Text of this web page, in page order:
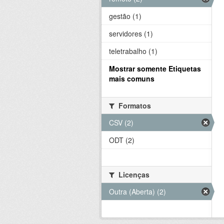
gestão (1)
servidores (1)
teletrabalho (1)
Mostrar somente Etiquetas
mais comuns
Formatos
CSV (2)
ODT (2)
Licenças
Outra (Aberta) (2)